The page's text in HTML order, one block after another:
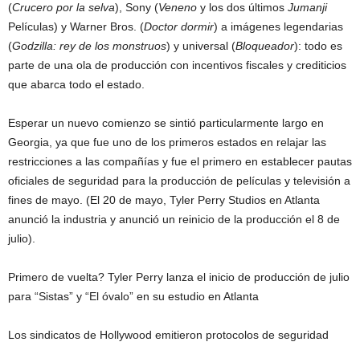
(Crucero por la selva), Sony (Veneno y los dos últimos Jumanji
Películas) y Warner Bros. (Doctor dormir) a imágenes legendarias
(Godzilla: rey de los monstruos) y universal (Bloqueador): todo es
parte de una ola de producción con incentivos fiscales y crediticios
que abarca todo el estado.
Esperar un nuevo comienzo se sintió particularmente largo en
Georgia, ya que fue uno de los primeros estados en relajar las
restricciones a las compañías y fue el primero en establecer pautas
oficiales de seguridad para la producción de películas y televisión a
fines de mayo. (El 20 de mayo, Tyler Perry Studios en Atlanta
anunció la industria y anunció un reinicio de la producción el 8 de
julio).
Primero de vuelta? Tyler Perry lanza el inicio de producción de julio
para “Sistas” y “El óvalo” en su estudio en Atlanta
Los sindicatos de Hollywood emitieron protocolos de seguridad